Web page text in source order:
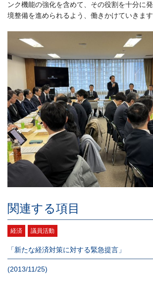
ンク機能の強化を含めて、その役割を十分に
境整備を進められるよう、働きかけていきます
関連する項目
経済 議員活動
「新たな経済対策に対する緊急提言」
(2013/11/25)